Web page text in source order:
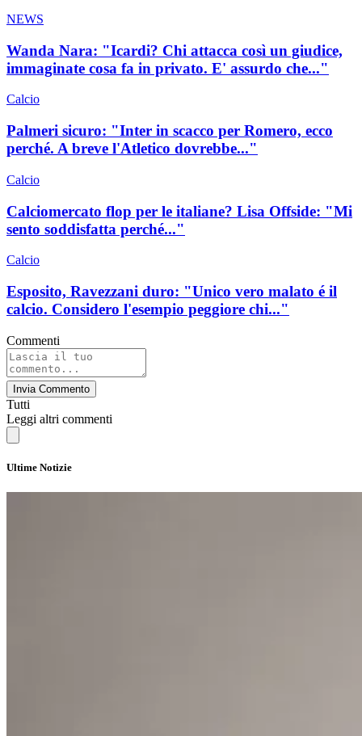
NEWS
Wanda Nara: "Icardi? Chi attacca così un giudice,
immaginate cosa fa in privato. E' assurdo che..."
Calcio
Palmeri sicuro: "Inter in scacco per Romero, ecco
perché. A breve l'Atletico dovrebbe..."
Calcio
Calciomercato flop per le italiane? Lisa Offside: "Mi
sento soddisfatta perché..."
Calcio
Esposito, Ravezzani duro: "Unico vero malato é il
calcio. Considero l'esempio peggiore chi..."
Commenti
Invia Commento
Tutti
Leggi altri commenti
Ultime Notizie